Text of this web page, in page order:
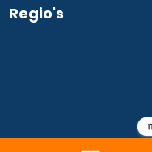
Regio's